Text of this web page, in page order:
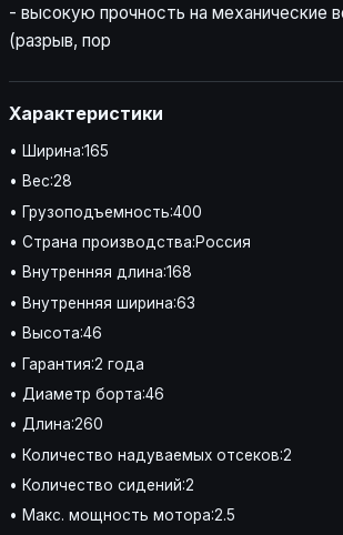
- высокую прочность на механические
(разрыв, пор
Характеристики
• Ширина:165
• Вес:28
• Грузоподъемность:400
• Страна производства:Россия
• Внутренняя длина:168
• Внутренняя ширина:63
• Высота:46
• Гарантия:2 года
• Диаметр борта:46
• Длина:260
• Количество надуваемых отсеков:2
• Количество сидений:2
• Макс. мощность мотора:2.5